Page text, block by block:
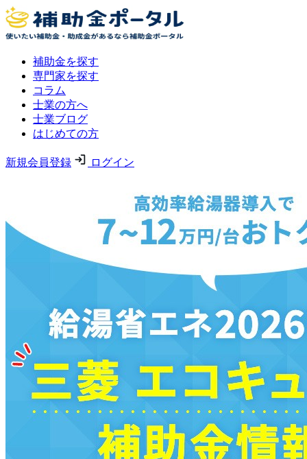
補助金を探す
専門家を探す
コラム
士業の方へ
士業ブログ
はじめての方
新規会員登録 ログイン